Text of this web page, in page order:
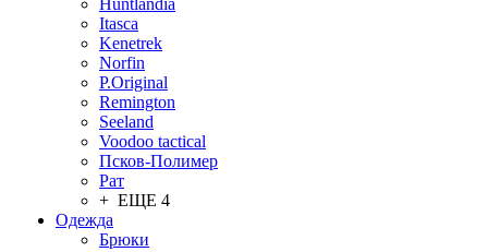
Huntlandia
Itasca
Kenetrek
Norfin
P.Original
Remington
Seeland
Voodoo tactical
Псков-Полимер
Рат
+ ЕЩЕ 4
Одежда
Брюки